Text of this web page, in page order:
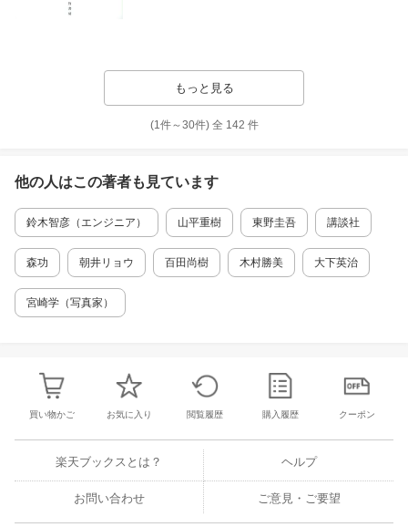
もっと見る
(1件～30件)全 142 件
他の人はこの著者も見ています
鈴木智彦（エンジニア） 山平重樹 東野圭吾 講談社
森功 朝井リョウ 百田尚樹 木村勝美 大下英治
宮崎学（写真家）
買い物かご お気に入り 閲覧履歴 購入履歴 クーポン
楽天ブックスとは？ ヘルプ
お問い合わせ ご意見・ご要望